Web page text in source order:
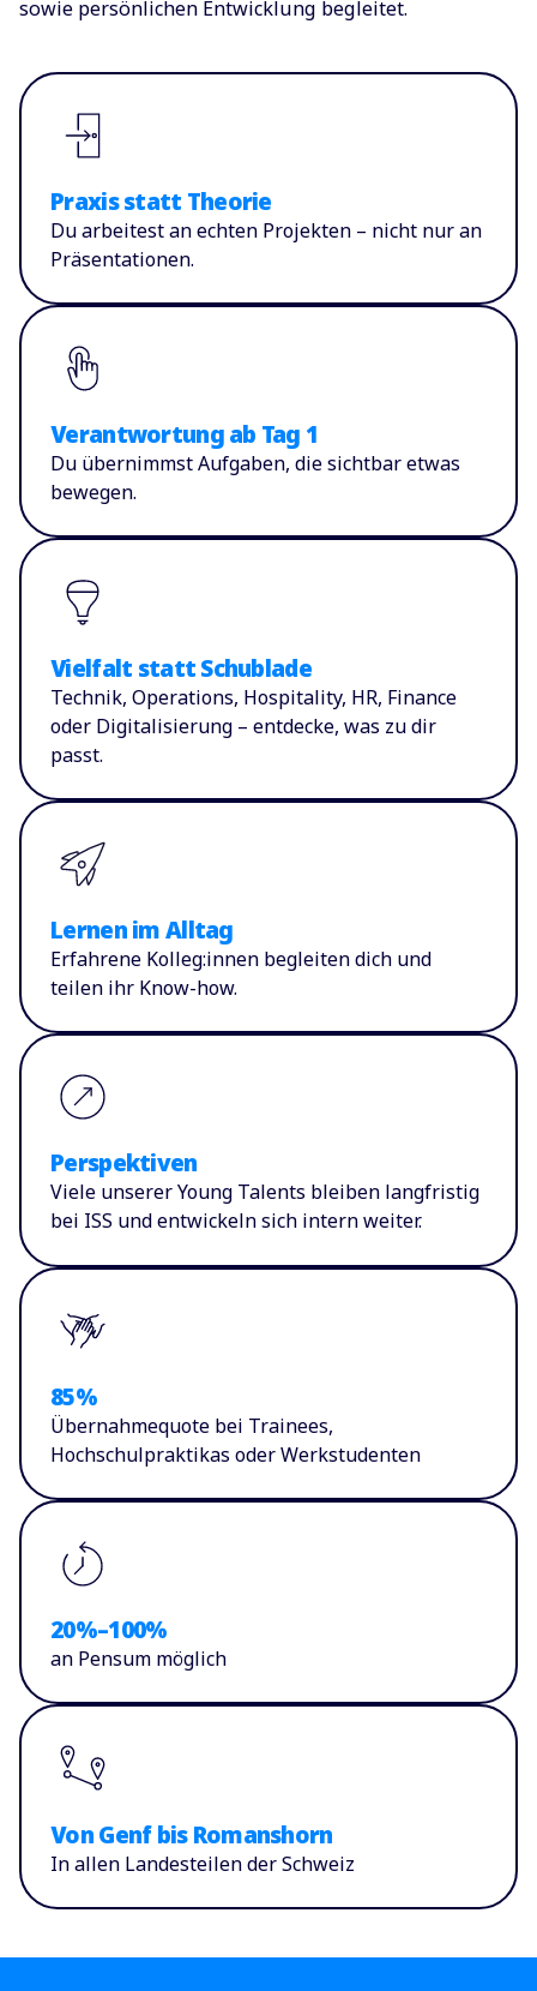
sowie persönlichen Entwicklung begleitet.
Praxis statt Theorie
Du arbeitest an echten Projekten – nicht nur an
Präsentationen.
Verantwortung ab Tag 1
Du übernimmst Aufgaben, die sichtbar etwas
bewegen.
Vielfalt statt Schublade
Technik, Operations, Hospitality, HR, Finance
oder Digitalisierung – entdecke, was zu dir
passt.
Lernen im Alltag
Erfahrene Kolleg:innen begleiten dich und
teilen ihr Know-how.
Perspektiven
Viele unserer Young Talents bleiben langfristig
bei ISS und entwickeln sich intern weiter.
85%
Übernahmequote bei Trainees,
Hochschulpraktikas oder Werkstudenten
20%–100%
an Pensum möglich
Von Genf bis Romanshorn
In allen Landesteilen der Schweiz